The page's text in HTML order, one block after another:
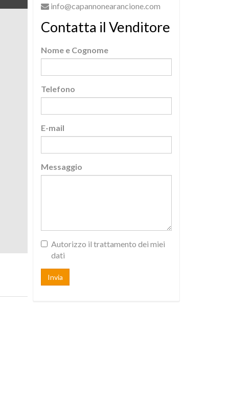
info@capannonearancione.com
Contatta il Venditore
Nome e Cognome
Telefono
E-mail
Messaggio
Autorizzo il trattamento dei miei
dati
Invia